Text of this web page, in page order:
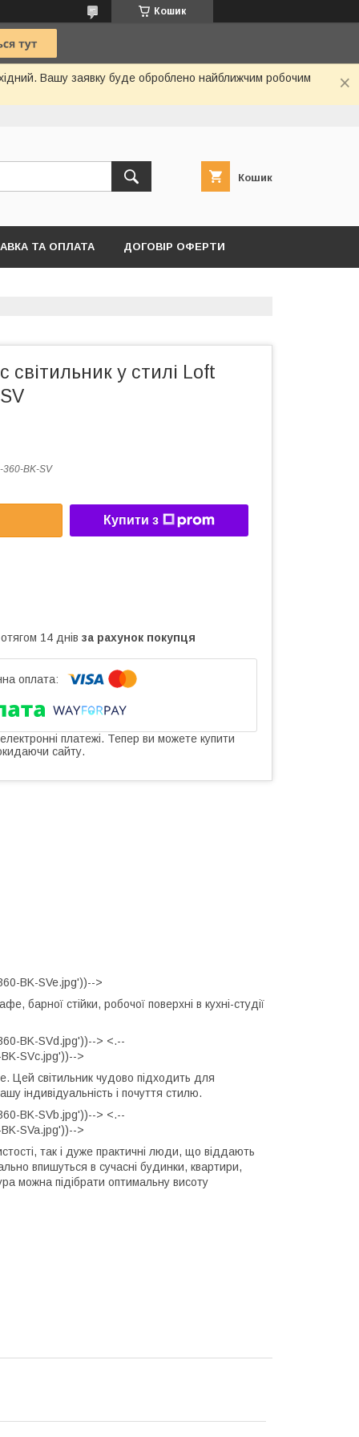
Кошик
Вашу заявку буде оброблено найближчим робочим
Кошик
ТА ОПЛАТА ДОГОВІР ОФЕРТИ
світильник у стилі Loft
360-BK-SV
Купити з
14 днів за рахунок покупця
платежі. Тепер ви можете купити
сайту.
BK-SVe.jpg'))-->
барної стійки, робочої поверхні в кухні-студії
BK-SVd.jpg'))--> <.--
SVc.jpg'))-->
Цей світильник чудово підходить для
індивідуальність і почуття стилю.
BK-SVb.jpg'))--> <.--
SVa.jpg'))-->
так і дуже практичні люди, що віддають
впишуться в сучасні будинки, квартири,
можна підібрати оптимальну висоту